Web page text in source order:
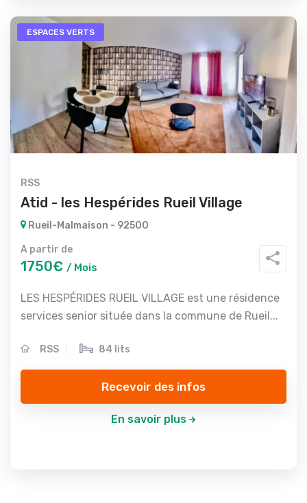
ESPACES VERTS
RSS
Atid - les Hespérides Rueil Village
Rueil-Malmaison - 92500
A partir de
1750€ / Mois
LES HESPÉRIDES RUEIL VILLAGE est une résidence
services senior située dans la commune de Rueil...
RSS 84 lits
Recevoir des infos
En savoir plus